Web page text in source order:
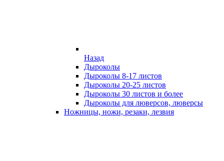
Назад
Дыроколы
Дыроколы 8-17 листов
Дыроколы 20-25 листов
Дыроколы 30 листов и более
Дыроколы для люверсов, люверсы
Ножницы, ножи, резаки, лезвия